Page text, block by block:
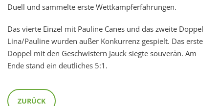
Duell und sammelte erste Wettkampferfahrungen.
Das vierte Einzel mit Pauline Canes und das zweite Doppel
Lina/Pauline wurden außer Konkurrenz gespielt. Das erste
Doppel mit den Geschwistern Jauck siegte souverän. Am
Ende stand ein deutliches 5:1.
ZURÜCK